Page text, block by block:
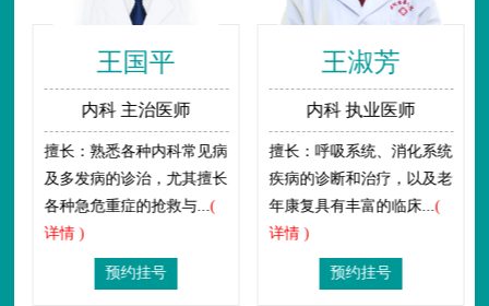
王国平
内科 主治医师
擅长：熟悉各种内科常见病
及多发病的诊治，尤其擅长
各种急危重症的抢救与...(
详情 )
预约挂号
王淑芳
内科 执业医师
擅长：呼吸系统、消化系统
疾病的诊断和治疗，以及老
年康复具有丰富的临床...(
详情 )
预约挂号